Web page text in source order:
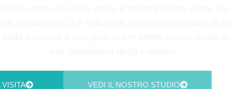
VISITA VEDI IL NOSTRO STUDIO